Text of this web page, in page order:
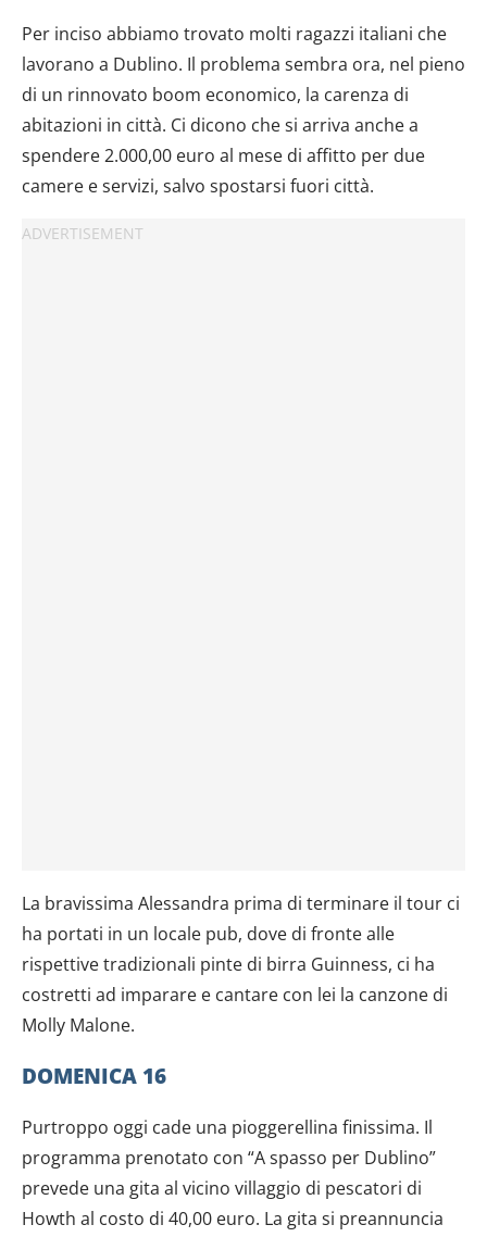
Per inciso abbiamo trovato molti ragazzi italiani che
lavorano a Dublino. Il problema sembra ora, nel pieno
di un rinnovato boom economico, la carenza di
abitazioni in città. Ci dicono che si arriva anche a
spendere 2.000,00 euro al mese di affitto per due
camere e servizi, salvo spostarsi fuori città.
La bravissima Alessandra prima di terminare il tour ci
ha portati in un locale pub, dove di fronte alle
rispettive tradizionali pinte di birra Guinness, ci ha
costretti ad imparare e cantare con lei la canzone di
Molly Malone.
DOMENICA 16
Purtroppo oggi cade una pioggerellina finissima. Il
programma prenotato con “A spasso per Dublino”
prevede una gita al vicino villaggio di pescatori di
Howth al costo di 40,00 euro. La gita si preannuncia